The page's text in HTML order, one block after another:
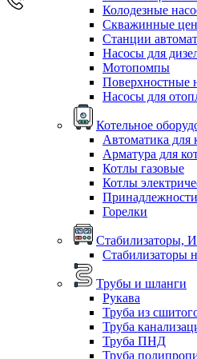
Колодезные
Скважинные
Станции
Насосы для
Мотопомпы
Поверхностные
Насосы для
Котельное
Автоматика для
Арматура для
Котлы газовые
Котлы
Горелки
Стабилизаторы,
Стабилизаторы
Трубы и шланги
Рукава
Труба из
Труба
Труба ПНД
Труба